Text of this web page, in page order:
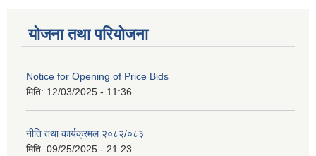
योजना तथा परियोजना
Notice for Opening of Price Bids
मिति: 12/03/2025 - 11:36
नीति तथा कार्यक्रमल २०८२/०८३
मिति: 09/25/2025 - 21:23